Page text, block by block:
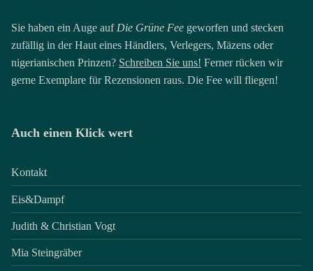
Sie haben ein Auge auf Die Grüne Fee geworfen und stecken
zufällig in der Haut eines Händlers, Verlegers, Mäzens oder
nigerianischen Prinzen? Schreiben Sie uns! Ferner rücken wir
gerne Exemplare für Rezensionen raus. Die Fee will fliegen!
Auch einen Klick wert
Kontakt
Eis&Dampf
Judith & Christian Vogt
Mia Steingräber